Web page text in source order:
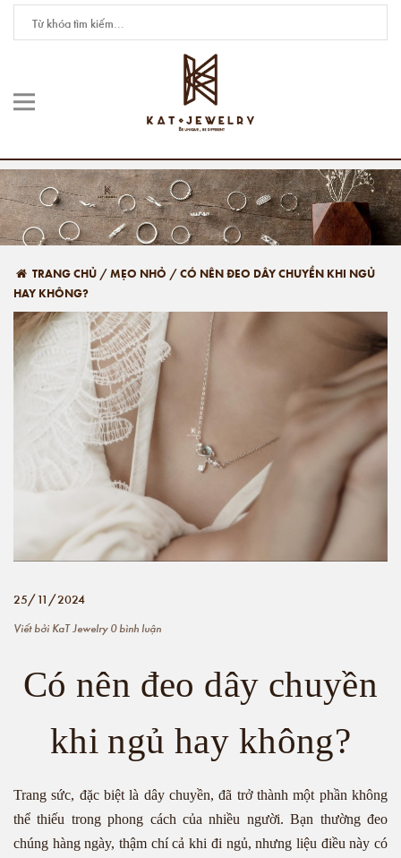
TRANG CHỦ /MẸO NHỎ /CÓ NÊN ĐEO DÂY CHUYỀN KHI NGỦ
HAY KHÔNG?
25/11/2024
Viết bởi KaT Jewelry0 bình luận
Có nên đeo dây chuyền
khi ngủ hay không?
Trang sức, đặc biệt là dây chuyền, đã trở thành một phần không
thể thiếu trong phong cách của nhiều người. Bạn thường đeo
chúng hàng ngày, thậm chí cả khi đi ngủ, nhưng liệu điều này có